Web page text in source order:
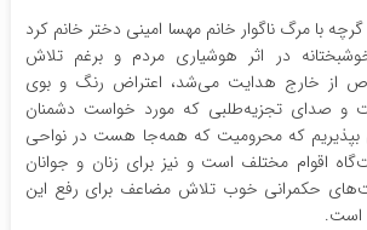
با مرگ ناگوار خانم مهسا امینی دختر خانم کرد
در اثر هوشیاری مردم و برغم تلاش
از خارج هدایت می‌شد، اعتراض رنگ و بوی
و صدای تجزیه‌طلبی که مورد خواست دشمنان
که محرومیت که همه‌جا هست در نواحی
اقوام مختلف است و نیز برای زنان و جوانان
حکمرانی خوب تلاش مضاعف برای رفع این
است.